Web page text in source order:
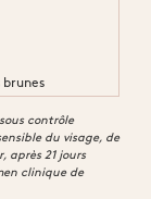
contrôle
du visage, de
après 21 jours
clinique de